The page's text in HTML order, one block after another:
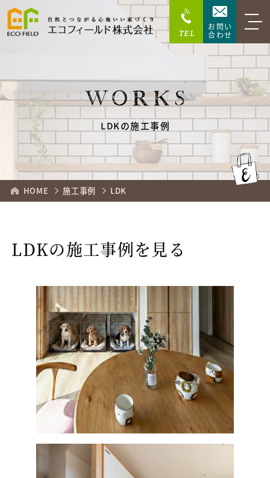
TEL
お問い
合わせ
WORKS
LDKの施工事例
HOME 施工事例 LDK
LDKの施工事例を見る